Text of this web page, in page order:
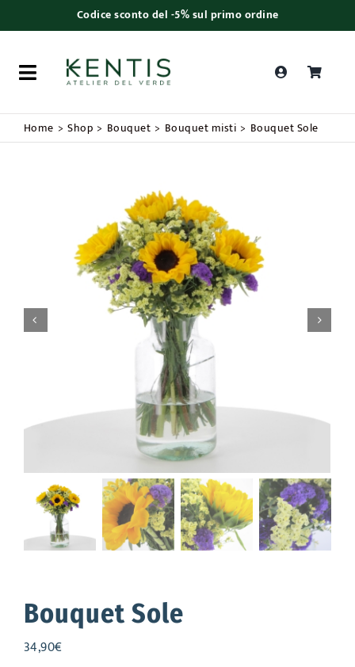
Codice sconto del -5% sul primo ordine
Toggle
Navigation
Ricerca
prodotti
Piante da esterno
Bouquet
Outdoor
Promo
Home Shop Bouquet Bouquet misti Bouquet Sole
 
Bouquet Sole
34,90€